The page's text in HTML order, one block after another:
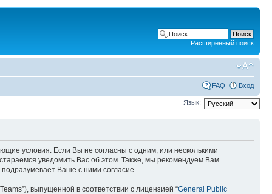
Расширенный поиск
FAQ Вход
Язык:
условия. Если Вы не согласны с одним, или несколькими
уведомить Вас об этом. Также, мы рекомендуем Вам
Ваше с ними согласие.
выпущенной в соответствии с лицензией “General Public